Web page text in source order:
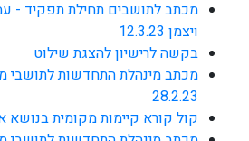
ויצמן 12.3.23
בקשה לרישיון להצגת שילוט
28.2.23
קול קורא קיימות מקומית בנושא